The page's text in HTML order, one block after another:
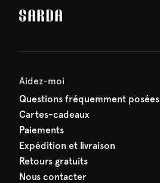
Aidez-moi
Questions fréquemment posées
Cartes-cadeaux
Paiements
Expédition et livraison
Retours gratuits
Nous contacter